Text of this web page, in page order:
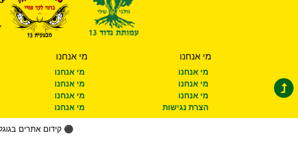
מי אנחנו
מי אנחנו
מי אנחנו
מי אנחנו
הצרת נגישות
מי אנחנו
מי אנחנו
מי אנחנו
מי אנחנו
מי אנחנו
⚫ קידום אתרים